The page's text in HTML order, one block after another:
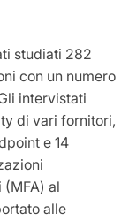
studiati 282
con un numero
intervistati
di vari fornitori,
e 14
al
alle